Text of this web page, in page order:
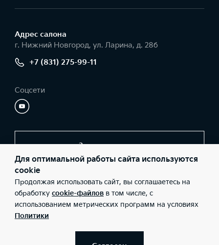
Адрес салонa
г. Нижний Новгород, ул. Ларина, д. 28б
+7 (831) 275-99-11
Соцсети
Заказать звонок
© 2026 Юридические лица ООО «Нижегородец Восток»
(Фактический адрес: г. Нижний Новгород, ул. Ларина, д. 28б;
Телефон: +7 (831) 275-99-11; ИНН: 5257164835; ОГРН:
1165275047607), ООО «Киа Россия и СНГ» (Фактический адрес:
г.Москва, Валовая 26; Телефон: 8 800 301 08 80; ИНН:
7728674093; ОГРН: 5087746291760) ведут деятельность на
Информация о соответствующих моделях и комплектациях и их
Для оптимальной работы сайта используются
cookie
Продолжая использовать сайт, вы соглашаетесь на
обработку cookie-файлов в том числе, с
использованием метрических программ на условиях
Политики